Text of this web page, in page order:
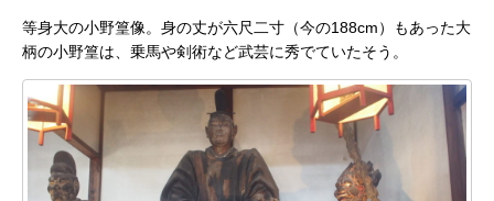
等身大の小野篁像。身の丈が六尺二寸（今の188cm）もあった大
柄の小野篁は、乗馬や剣術など武芸に秀でていたそう。